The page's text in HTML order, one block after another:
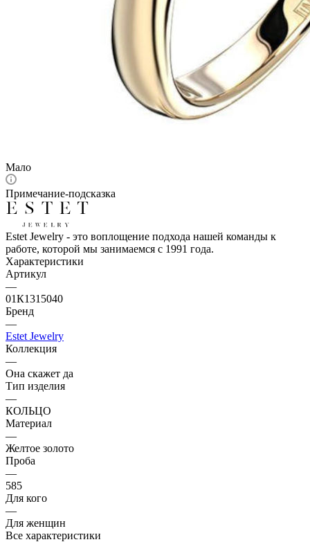
Мало
Примечание-подсказка
Estet Jewelry - это воплощение подхода нашей команды к
работе, которой мы занимаемся с 1991 года.
Характеристики
Артикул
—
01К1315040
Бренд
—
Estet Jewelry
Коллекция
—
Она скажет да
Тип изделия
—
КОЛЬЦО
Материал
—
Желтое золото
Проба
—
585
Для кого
—
Для женщин
Все характеристики